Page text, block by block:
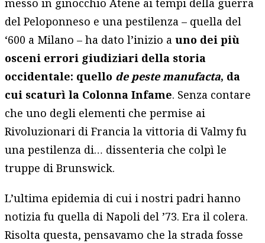
messo in ginocchio Atene ai tempi della guerra
del Peloponneso e una pestilenza – quella del
‘600 a Milano – ha dato l’inizio auno dei più
osceni errori giudiziari della storia
occidentale: quello de peste manufacta, da
cui scaturì la Colonna Infame. Senza contare
che uno degli elementi che permise ai
Rivoluzionari di Francia la vittoria di Valmy fu
una pestilenza di… dissenteria che colpì le
truppe di Brunswick.
L’ultima epidemia di cui i nostri padri hanno
notizia fu quella di Napoli del ’73. Era il colera.
Risolta questa, pensavamo che la strada fosse